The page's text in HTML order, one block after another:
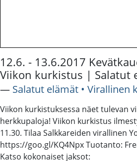
12.6. - 13.6.2017
Viikon kurkistus | Salatut
― Salatut elämät • Virallinen
Viikon kurkistuksessa näet tulevan
herkkupaloja! Viikon kurkistus
11.30. Tilaa Salkkareiden virallinen
https://goo.gl/KQ4Npx Tuotanto:
Katso kokonaiset jaksot: